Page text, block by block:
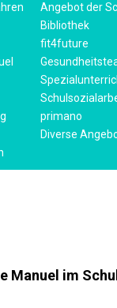
Angebot der
Bibliothek
fit4future
primano
Diverse
Manuel im